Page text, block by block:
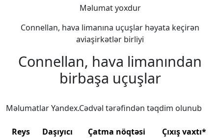
Məlumat yoxdur
Connellan, hava limanına uçuşlar həyata keçirən
aviaşirkətlər birliyi
Connellan, hava limanından
birbaşa uçuşlar
Məlumatlar Yandex.Cədvəl tərəfindən təqdim olunub
Reys Daşıyıcı Çatma nöqtəsi Çıxış vaxtı*